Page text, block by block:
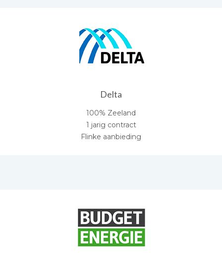
Delta
100% Zeeland
1 jarig contract
Flinke aanbieding